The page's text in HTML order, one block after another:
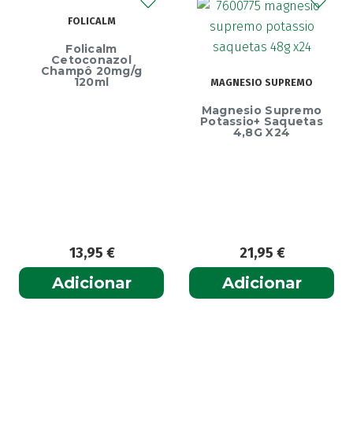
FOLICALM
Folicalm
Cetoconazol
Champô 20mg/g
120ml
13,95€
Adicionar
MAGNESIO SUPREMO
Magnesio Supremo
Potassio+ Saquetas
4,8G X24
21,95€
Adicionar